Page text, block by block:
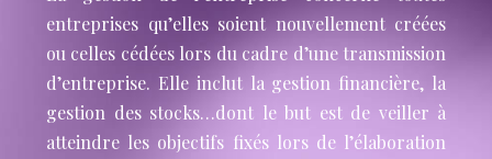
entreprises qu’elles soient nouvellement créées
ou celles cédées lors du cadre d’une transmission
d’entreprise. Elle inclut la gestion financière, la
gestion des stocks…dont le but est de veiller à
atteindre les objectifs fixés lors de l’élaboration